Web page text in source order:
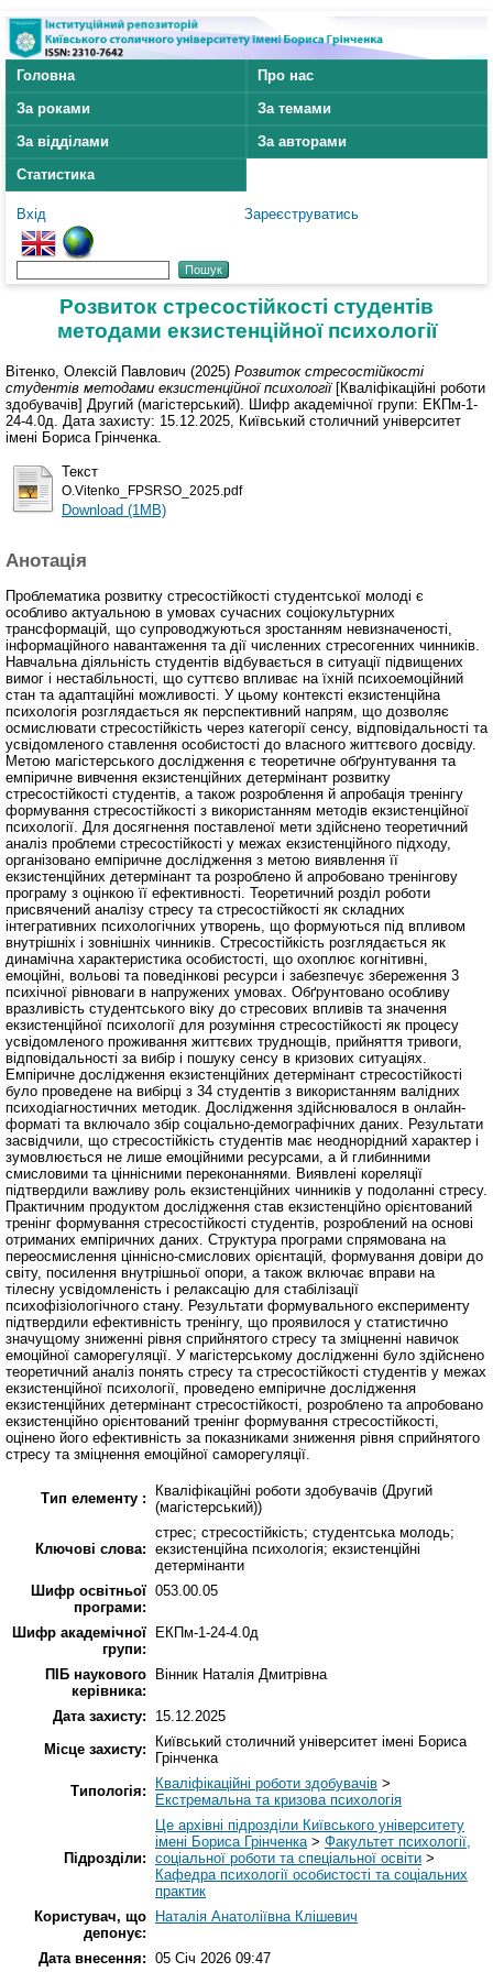
Головна
Про нас
За роками
За темами
За відділами
За авторами
Статистика
Вхід Зареєструватись
Розвиток стресостійкості студентів
методами екзистенційної психології
Вітенко, Олексій Павлович (2025) Розвиток стресостійкості
студентів методами екзистенційної психології[Кваліфікаційні роботи
здобувачів] Другий (магістерський). Шифр академічної групи: ЕКПм-1-
24-4.0д. Дата захисту: 15.12.2025, Київський столичний університет
імені Бориса Грінченка.
Текст
O.Vitenko_FPSRSO_2025.pdf
Download (1MB)
Анотація
Проблематика розвитку стресостійкості студентської молоді є
особливо актуальною в умовах сучасних соціокультурних
трансформацій, що супроводжуються зростанням невизначеності,
інформаційного навантаження та дії численних стресогенних чинників.
Навчальна діяльність студентів відбувається в ситуації підвищених
вимог і нестабільності, що суттєво впливає на їхній психоемоційний
стан та адаптаційні можливості. У цьому контексті екзистенційна
психологія розглядається як перспективний напрям, що дозволяє
осмислювати стресостійкість через категорії сенсу, відповідальності та
усвідомленого ставлення особистості до власного життєвого досвіду.
Метою магістерського дослідження є теоретичне обґрунтування та
емпіричне вивчення екзистенційних детермінант розвитку
стресостійкості студентів, а також розроблення й апробація тренінгу
формування стресостійкості з використанням методів екзистенційної
психології. Для досягнення поставленої мети здійснено теоретичний
аналіз проблеми стресостійкості у межах екзистенційного підходу,
організовано емпіричне дослідження з метою виявлення її
екзистенційних детермінант та розроблено й апробовано тренінгову
програму з оцінкою її ефективності. Теоретичний розділ роботи
присвячений аналізу стресу та стресостійкості як складних
інтегративних психологічних утворень, що формуються під впливом
внутрішніх і зовнішніх чинників. Стресостійкість розглядається як
динамічна характеристика особистості, що охоплює когнітивні,
емоційні, вольові та поведінкові ресурси і забезпечує збереження 3
психічної рівноваги в напружених умовах. Обґрунтовано особливу
вразливість студентського віку до стресових впливів та значення
екзистенційної психології для розуміння стресостійкості як процесу
усвідомленого проживання життєвих труднощів, прийняття тривоги,
відповідальності за вибір і пошуку сенсу в кризових ситуаціях.
Емпіричне дослідження екзистенційних детермінант стресостійкості
було проведене на вибірці з 34 студентів з використанням валідних
психодіагностичних методик. Дослідження здійснювалося в онлайн-
форматі та включало збір соціально-демографічних даних. Результати
засвідчили, що стресостійкість студентів має неоднорідний характер і
зумовлюється не лише емоційними ресурсами, а й глибинними
смисловими та ціннісними переконаннями. Виявлені кореляції
підтвердили важливу роль екзистенційних чинників у подоланні стресу.
Практичним продуктом дослідження став екзистенційно орієнтований
тренінг формування стресостійкості студентів, розроблений на основі
отриманих емпіричних даних. Структура програми спрямована на
переосмислення ціннісно-смислових орієнтацій, формування довіри до
світу, посилення внутрішньої опори, а також включає вправи на
тілесну усвідомленість і релаксацію для стабілізації
психофізіологічного стану. Результати формувального експерименту
підтвердили ефективність тренінгу, що проявилося у статистично
значущому зниженні рівня сприйнятого стресу та зміцненні навичок
емоційної саморегуляції. У магістерському дослідженні було здійснено
теоретичний аналіз понять стресу та стресостійкості студентів у межах
екзистенційної психології, проведено емпіричне дослідження
екзистенційних детермінант стресостійкості, розроблено та апробовано
екзистенційно орієнтований тренінг формування стресостійкості,
оцінено його ефективність за показниками зниження рівня сприйнятого
стресу та зміцнення емоційної саморегуляції.
Тип елементу :
Кваліфікаційні роботи здобувачів (Другий
(магістерський))
Ключові слова:
стрес; стресостійкість; студентська молодь;
екзистенційна психологія; екзистенційні
детермінанти
Шифр освітньої
програми:
053.00.05
Шифр академічної
групи:
ЕКПм-1-24-4.0д
ПІБ наукового
керівника:
Вінник Наталія Дмитрівна
Дата захисту:
15.12.2025
Місце захисту:
Київський столичний університет імені Бориса
Грінченка
Типологія:
Кваліфікаційні роботи здобувачів >
Екстремальна та кризова психологія
Підрозділи:
Це архівні підрозділи Київського університету
імені Бориса Грінченка> Факультет психології,
соціальної роботи та спеціальної освіти >
Кафедра психології особистості та соціальних
практик
Користувач, що
депонує:
Наталія Анатоліївна Клішевич
Дата внесення: 05 Січ 2026 09:47